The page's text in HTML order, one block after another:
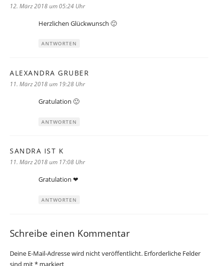
12. März 2018 um 05:24 Uhr
Herzlichen Glückwunsch 🙂
ANTWORTEN
ALEXANDRA GRUBER
11. März 2018 um 19:28 Uhr
Gratulation 🙂
ANTWORTEN
SANDRA IST K
11. März 2018 um 17:08 Uhr
Gratulation ❤
ANTWORTEN
Schreibe einen Kommentar
Deine E-Mail-Adresse wird nicht veröffentlicht. Erforderliche Felder
sind mit* markiert